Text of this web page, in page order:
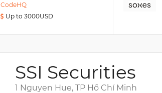
CodeHQ
Up to 3000USD
SSI Securities
1 Nguyen Hue, TP Hồ Chí Minh